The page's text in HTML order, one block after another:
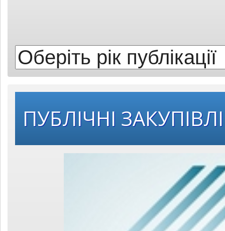
публікації:
ПУБЛІЧНІ ЗАКУПІВЛІ